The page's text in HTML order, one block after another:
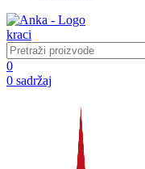
0
0 sadržaj